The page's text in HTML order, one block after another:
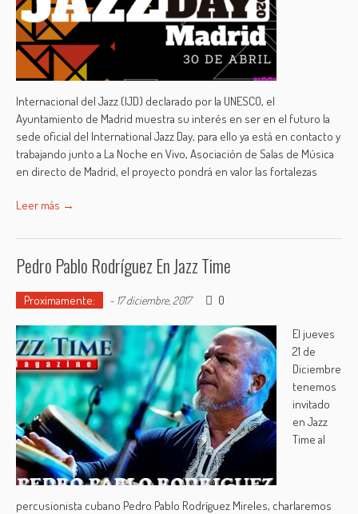
Internacional del Jazz (IJD) declarado por la UNESCO, el
Ayuntamiento de Madrid muestra su interés en ser en el futuro la
sede oficial del International Jazz Day, para ello ya está en contacto y
trabajando junto a La Noche en Vivo, Asociación de Salas de Música
en directo de Madrid, el proyecto pondrá en valor las fortalezas
Leer más →
Pedro Pablo Rodríguez En Jazz Time
Proximamente: - 17 diciembre, 2017 0
El jueves
21 de
Diciembre
tenemos
invitado
en Jazz
Time al
percusionista cubano Pedro Pablo Rodríguez Mireles, charlaremos